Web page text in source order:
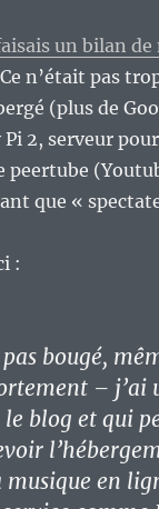
septembre
2023
un bilan de
Ce n’était pas
(plus de
2, serveur
peertube
que «
:
bougé,
– j’ai
blog et qui
musique en